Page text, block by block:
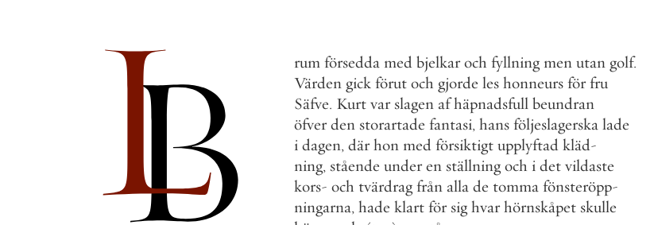
rum försedda med bjelkar och fyllning men utan golf.
Värden gick förut och gjorde les honneurs för fru
Säfve. Kurt var slagen af häpnadsfull beundran
öfver den storartade fantasi, hans följeslagerska lade
i dagen, där hon med försiktigt upplyftad kläd-
ning, stående under en ställning och i det vildaste
kors- och tvärdrag från alla de tomma fönsteröpp-
ningarna, hade klart för sig hvar hörnskåpet skulle